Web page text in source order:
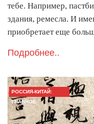
тебе. Например,
здания, ремесла. И
приобретает еще
Подробнее..
РОССИЯ-КИТАЙ:
ГЛАВНОЕ